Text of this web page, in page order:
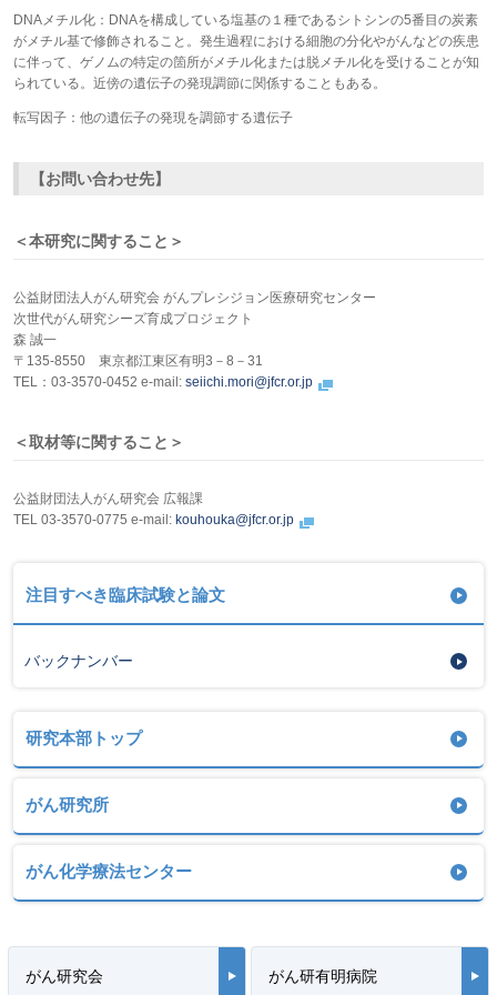
DNAメチル化：DNAを構成している塩基の１種であるシトシンの5番目の炭素
がメチル基で修飾されること。発生過程における細胞の分化やがんなどの疾患
に伴って、ゲノムの特定の箇所がメチル化または脱メチル化を受けることが知
られている。近傍の遺伝子の発現調節に関係することもある。
転写因子：他の遺伝子の発現を調節する遺伝子
【お問い合わせ先】
＜本研究に関すること＞
公益財団法人がん研究会 がんプレシジョン医療研究センター
次世代がん研究シーズ育成プロジェクト
森 誠一
〒135‐8550 東京都江東区有明3－8－31
TEL：03-3570-0452 e-mail: seiichi.mori@jfcr.or.jp
＜取材等に関すること＞
公益財団法人がん研究会 広報課
TEL 03-3570-0775 e-mail: kouhouka@jfcr.or.jp
注目すべき臨床試験と論文
バックナンバー
研究本部トップ
がん研究所
がん化学療法センター
がん研究会 がん研有明病院